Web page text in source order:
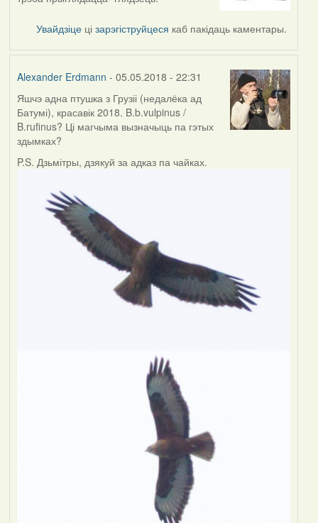
Увайдзіце цізарэгіструйцеся каб пакідаць каментары.
Alexander Erdmann - 05.05.2018 - 22:31
Яшчэ адна птушка з Грузіі (недалёка ад
Батумі), красавік 2018. B.b.vulpinus /
B.rufinus? Ці магчыма вызначыць па гэтых
здымках?
P.S. Дзьмітры, дзякуй за адказ па чайках.